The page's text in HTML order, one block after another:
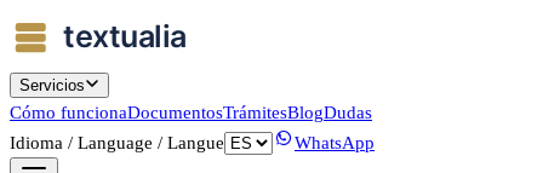
Servicios
Cómo funcionaDocumentosTrámitesBlogDudas
Idioma / Language / Langue
WhatsApp